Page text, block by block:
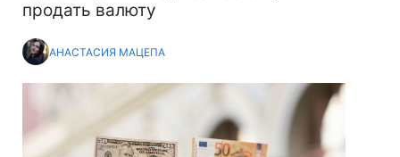
продать валюту
АНАСТАСИЯ МАЦЕПА